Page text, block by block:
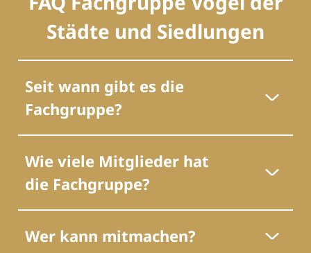
Städte und Siedlungen
Seit wann gibt es die
Fachgruppe?
Wie viele Mitglieder hat
die Fachgruppe?
Wer kann mitmachen?